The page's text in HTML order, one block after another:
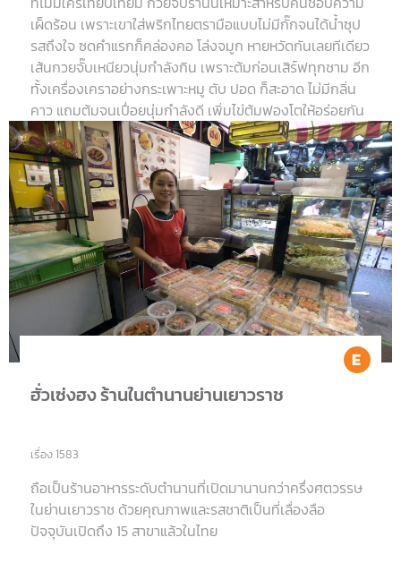
เผ็ดร้อน เพราะเขาใส่พริกไทยตรามือแบบไม่มีกั๊กจนได้น้ำซุป
รสถึงใจ ซดคำแรกก็คล่องคอ โล่งจมูก หายหวัดกันเลยทีเดียว
เส้นกวยจั๊บเหนียวนุ่มกำลังกิน เพราะต้มก่อนเสิร์ฟทุกชาม อีก
ทั้งเครื่องเคราอย่างกระเพาะหมู ตับ ปอด ก็สะอาด ไม่มีกลิ่น
คาว แถมต้มจนเปื่อยนุ่มกำลังดี เพิ่มไข่ต้มฟองโตให้อร่อยกัน
แบบครบสูตรได้อีก ยังมีปาท่องโก๋ตัวจิ๋วเคี้ยวกรุบกรอบเข้า
กันดีให้สั่งแกล้ม ถ้าสู้ความเผ็ดร้อนของพริกไทยไม่ไหว ร้านนี้
หมูกรอบได้ใจ ทอดขายกันสดใหม่วันละเป็นร้อยกิโล รสชาติ
เด็ดเผ็ดร้อนโดนใจจนได้รางวัล ‘Michelin Bib gourmand
ฮั่วเซ่งฮง ร้านในตำนานย่านเยาวราช
เรื่อง 1583
ถือเป็นร้านอาหารระดับตำนานที่เปิดมานานกว่าครึ่งศตวรรษ
ในย่านเยาวราช ด้วยคุณภาพและรสชาติเป็นที่เลื่องลือ
ปัจจุบันเปิดถึง 15 สาขาแล้วในไทย